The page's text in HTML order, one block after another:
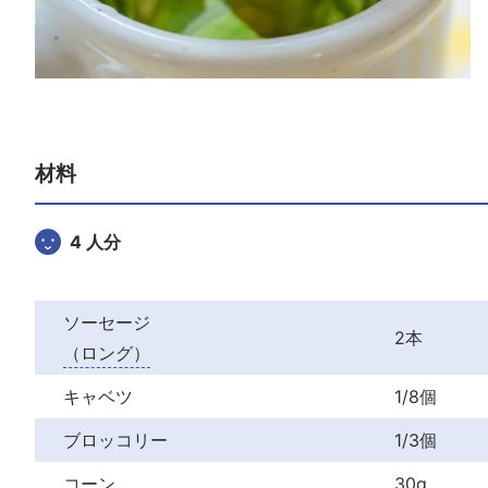
材料
4 人分
ソーセージ
（ロング）
2本
キャベツ
1/8個
ブロッコリー
1/3個
コーン
30g